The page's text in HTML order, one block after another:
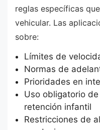
reglas específicas
vehicular. Las
sobre:
Límites de
Normas de
Prioridades en
Uso obligatorio
retención infantil
Restricciones de